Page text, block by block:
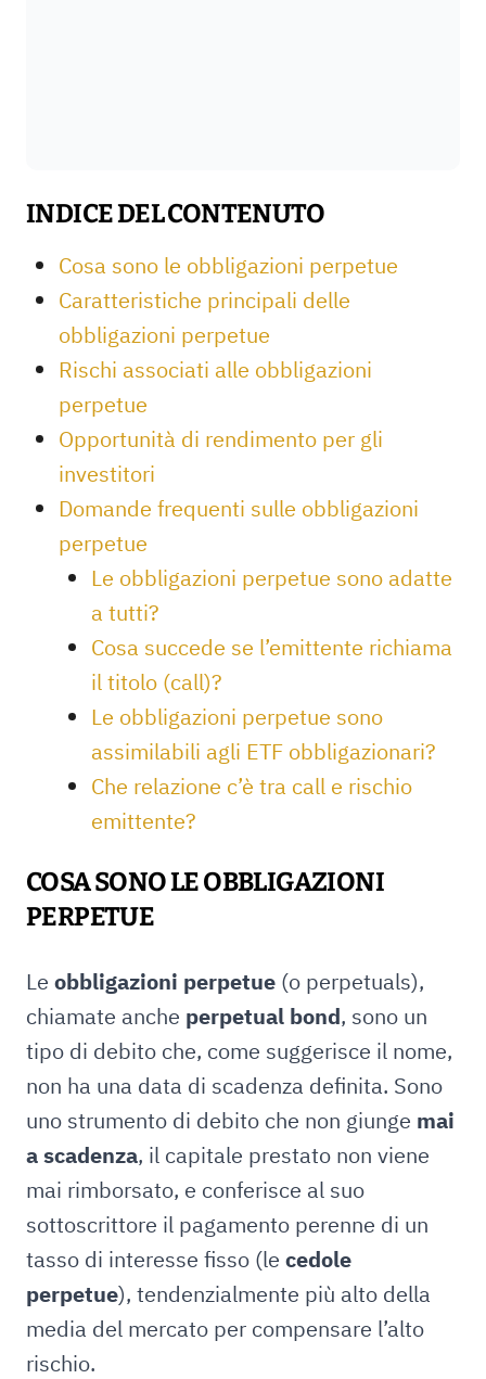
INDICE DEL CONTENUTO
Cosa sono le obbligazioni perpetue
Caratteristiche principali delle
obbligazioni perpetue
Rischi associati alle obbligazioni
perpetue
Opportunità di rendimento per gli
investitori
Domande frequenti sulle obbligazioni
perpetue
Le obbligazioni perpetue sono adatte
a tutti?
Cosa succede se l’emittente richiama
il titolo (call)?
Le obbligazioni perpetue sono
assimilabili agli ETF obbligazionari?
Che relazione c’è tra call e rischio
emittente?
COSA SONO LE OBBLIGAZIONI
PERPETUE
Le obbligazioni perpetue (o perpetuals),
chiamate anche perpetual bond, sono un
tipo di debito che, come suggerisce il nome,
non ha una data di scadenza definita. Sono
uno strumento di debito che non giunge mai
a scadenza, il capitale prestato non viene
mai rimborsato, e conferisce al suo
sottoscrittore il pagamento perenne di un
tasso di interesse fisso (le cedole
perpetue), tendenzialmente più alto della
media del mercato per compensare l’alto
rischio.